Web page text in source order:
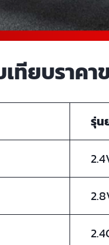
เทียบราค
รุ่น